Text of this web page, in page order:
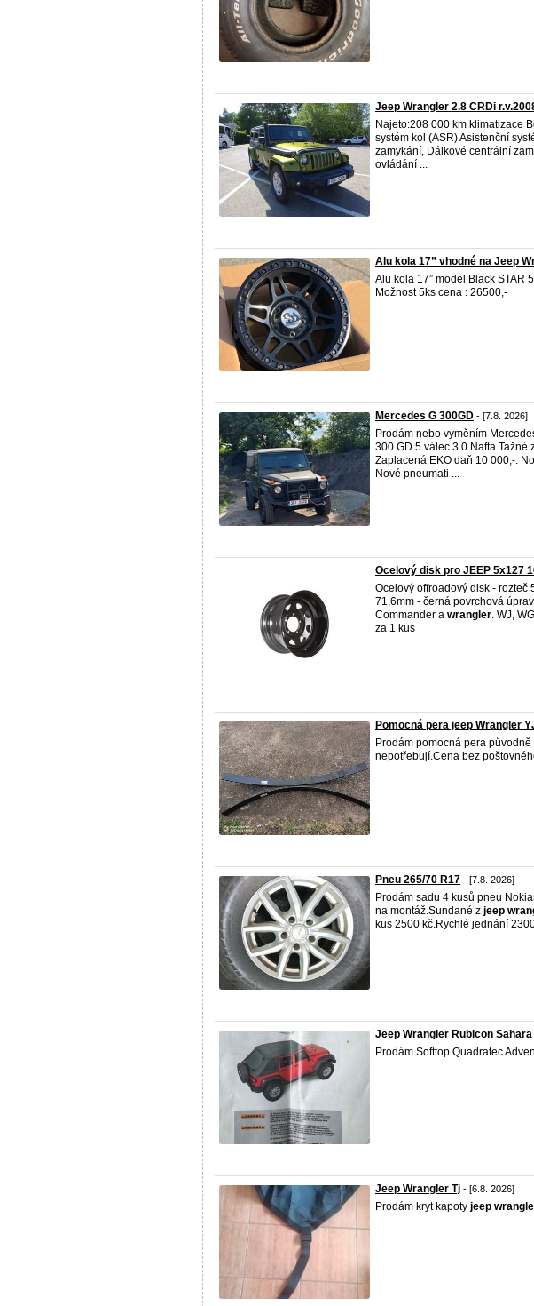
Jeep Wrangler 2.8 CRDi
Najeto:208 000 km klimatizace
systém kol (ASR) Asistenční
zamykání, Dálkové centrální
ovládání ...
Alu kola 17” vhodné na Jeep
Alu kola 17” model Black STAR
Možnost 5ks cena : 26500,-
Mercedes G 300GD - [7.8. 2026]
Prodám nebo vyměním
300 GD 5 válec 3.0 Nafta
Zaplacená EKO daň 10 000,-.
Nové pneumati ...
Ocelový disk pro JEEP 5x127
Ocelový offroadový disk - rozteč
71,6mm - černá povrchová
Commander a wrangler. WJ,
za 1 kus
Pomocná pera jeep Wrangler
Prodám pomocná pera
nepotřebují.Cena bez
Pneu 265/70 R17 - [7.8. 2026]
Prodám sadu 4 kusů pneu
na montáž.Sundané z jeep
kus 2500 kč.Rychlé jednání
Jeep Wrangler Rubicon
Prodám Softtop Quadratec
Jeep Wrangler Tj - [6.8. 2026]
Prodám kryt kapoty jeep